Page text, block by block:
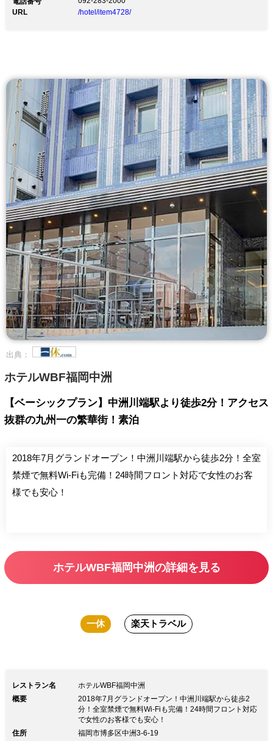
URL
/hotel/item4728/
出典：
ホテルWBF福岡中洲
【ベーシックプラン】中洲川端駅より徒歩2分！アクセス
抜群の九州一の繁華街！素泊
2018年7月グランドオープン！中洲川端駅から徒歩2分！全室
禁煙で無料Wi-Fiも完備！24時間フロント対応で女性のお客
様でも安心！
ホテルWBF福岡中洲の詳細を見る
一休 楽天トラベル
レストラン名
ホテルWBF福岡中洲
概要
2018年7月グランドオープン！中洲川端駅から徒歩2
分！全室禁煙で無料Wi-Fiも完備！24時間フロント対応
で女性のお客様でも安心！
住所
福岡市博多区中洲3-6-19